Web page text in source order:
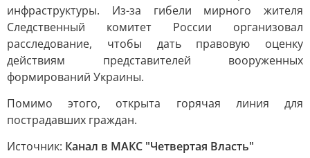
инфраструктуры. Из-за гибели мирного жителя
Следственный комитет России организовал
расследование, чтобы дать правовую оценку
действиям представителей вооруженных
формирований Украины.
Помимо этого, открыта горячая линия для
пострадавших граждан.
Источник: Канал в МАКС "Четвертая Власть"